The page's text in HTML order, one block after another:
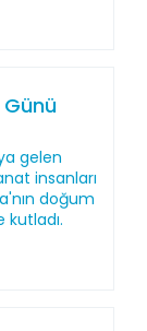
gelen
insanları
doğum
kutladı.